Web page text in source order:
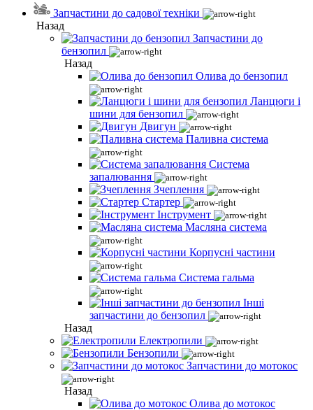
Запчастини до садової техніки
Назад
Запчастини до
бензопил
Назад
Олива до бензопил
Ланцюги і
шини для бензопил
Двигун
Паливна система
Система
запалювання
Зчеплення
Стартер
Інструмент
Масляна система
Корпусні частини
Система гальма
Інші
запчастини до бензопил
Назад
Електропили
Бензопили
Запчастини до мотокос
Назад
Олива до мотокос